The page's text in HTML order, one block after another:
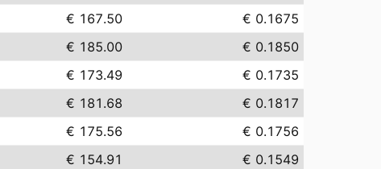
€ 167.50
€ 0.1675
€ 185.00
€ 0.1850
€ 173.49
€ 0.1735
€ 181.68
€ 0.1817
€ 175.56
€ 0.1756
€ 154.91
€ 0.1549